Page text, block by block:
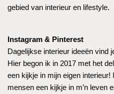
gebied van interieur en lifestyle.
Instagram & Pinterest
Dagelijkse interieur ideeën vind
Hier begon ik in 2017 met het
een kijkje in mijn eigen
mensen een kijkje in m’n leven